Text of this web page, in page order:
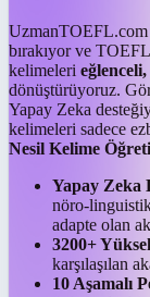
UzmanTOEFL.com
bırakıyor ve
kelimeleri
dönüştürüyoruz.
Yapay Zeka
kelimeleri sadece
Nesil Kelime
Yapay Zeka
nöro-linguistik
adapte olan
3200+
karşılaşılan
10 Aşamalı